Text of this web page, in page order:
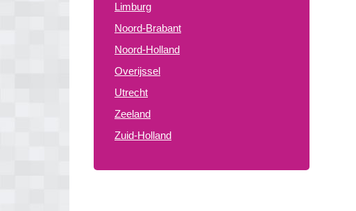
Limburg
Noord-Brabant
Noord-Holland
Overijssel
Utrecht
Zeeland
Zuid-Holland